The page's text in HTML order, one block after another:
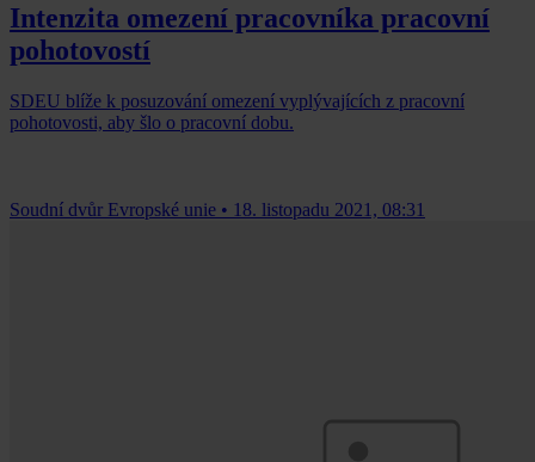
Intenzita omezení pracovníka pracovní
pohotovostí
SDEU blíže k posuzování omezení vyplývajících z pracovní
pohotovosti, aby šlo o pracovní dobu.
Soudní dvůr Evropské unie • 18. listopadu 2021, 08:31